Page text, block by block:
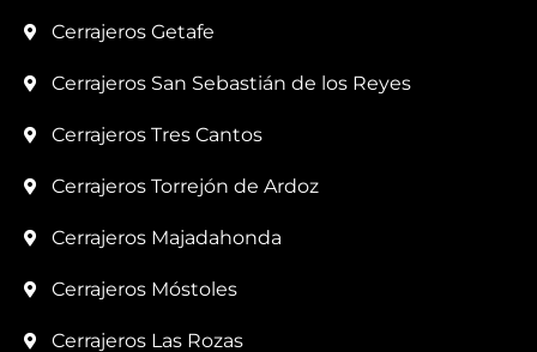
Cerrajeros Getafe
Cerrajeros San Sebastián de los Reyes
Cerrajeros Tres Cantos
Cerrajeros Torrejón de Ardoz
Cerrajeros Majadahonda
Cerrajeros Móstoles
Cerrajeros Las Rozas